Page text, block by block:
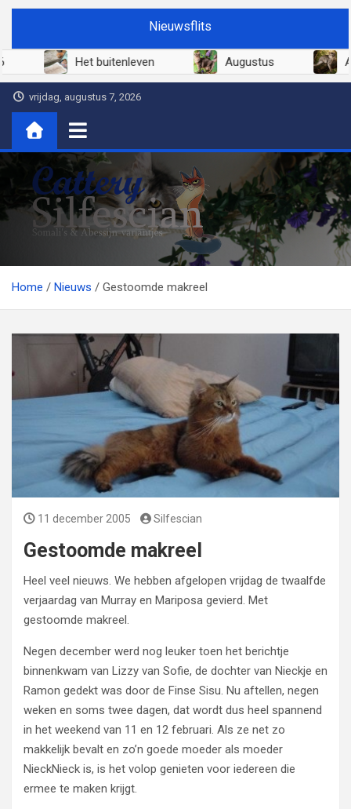
Ga
de
inhoud
Nieuwsflits
Juni 2026 Het buitenleven Augustus
vrijdag, augustus 7, 2026
Cattery Silfescian
Somali's en soms Abessijn-variantjes
Home
Nieuws Gestoomde makreel
11 december 2005 Silfescian
Gestoomde makreel
Heel veel nieuws. We hebben afgelopen vrijdag de twaalfde
verjaardag van Murray en Mariposa gevierd. Met
gestoomde makreel.
Negen december werd nog leuker toen het berichtje
binnenkwam van Lizzy van Sofie, de dochter van Nieckje en
Ramon gedekt was door de Finse Sisu. Nu aftellen, negen
weken en soms twee dagen, dat wordt dus heel spannend
in het weekend van 11 en 12 februari. Als ze net zo
makkelijk bevalt en zo’n goede moeder als moeder
NieckNieck is, is het volop genieten voor iedereen die
ermee te maken krijgt.